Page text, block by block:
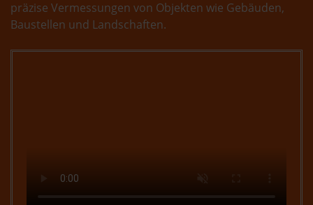
präzise Vermessungen von Objekten wie Gebäuden,
Baustellen und Landschaften.